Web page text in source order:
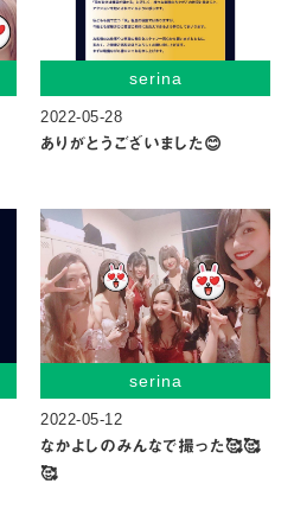
serina
2022-05-28
ありがとうございました😊
serina
2022-05-12
なかよしのみんなで撮った🥰🥰
🥰